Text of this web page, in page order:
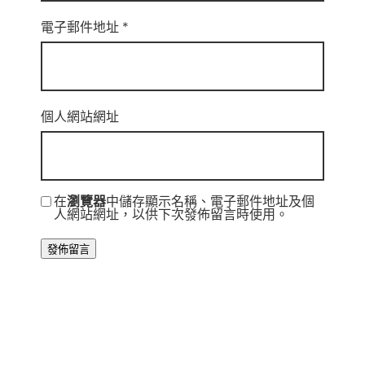
電子郵件地址 *
個人網站網址
在瀏覽器中儲存顯示名稱、電子郵件地址及個
人網站網址，以供下次發佈留言時使用。